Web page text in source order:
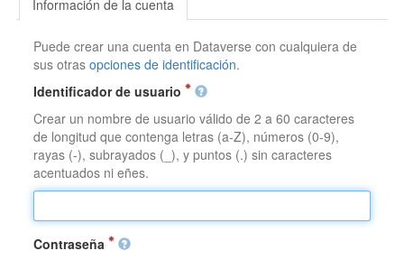
Información de la cuenta
Puede crear una cuenta en Dataverse con cualquiera de
sus otrasopciones de identificación.
Identificador de usuario
Crear un nombre de usuario válido de 2 a 60 caracteres
de longitud que contenga letras (a-Z), números (0-9),
rayas (-), subrayados (_), y puntos (.) sin caracteres
acentuados ni eñes.
Contraseña